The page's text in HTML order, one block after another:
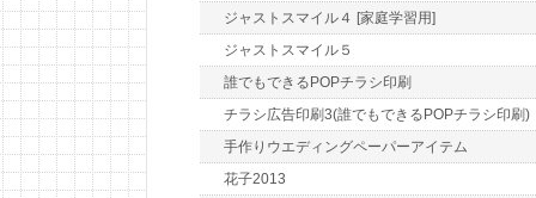
ジャストスマイル４ [家庭学習用]
ジャストスマイル５
誰でもできるPOPチラシ印刷
チラシ広告印刷3(誰でもできるPOPチラシ印刷)
手作りウエディングペーパーアイテム
花子2013